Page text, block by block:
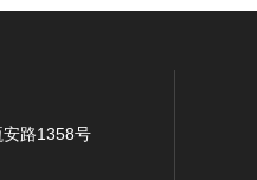
路1358号